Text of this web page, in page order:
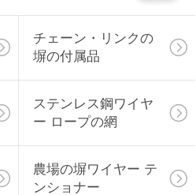
チェーン・リンクの
塀の付属品
ステンレス鋼ワイヤ
ー ロープの網
農場の塀ワイヤー テ
ンショナー